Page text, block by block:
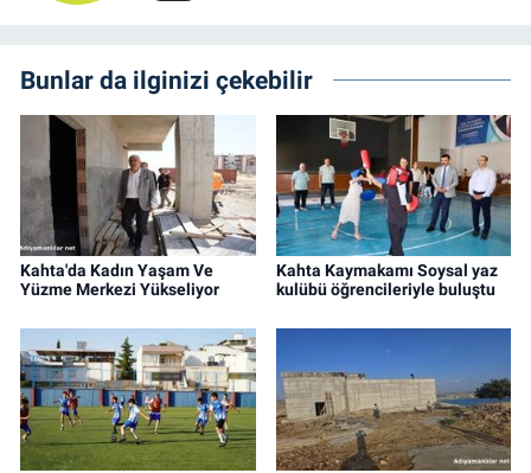
Bunlar da ilginizi çekebilir
Kahta'da Kadın Yaşam Ve
Yüzme Merkezi Yükseliyor
Kahta Kaymakamı Soysal yaz
kulübü öğrencileriyle buluştu